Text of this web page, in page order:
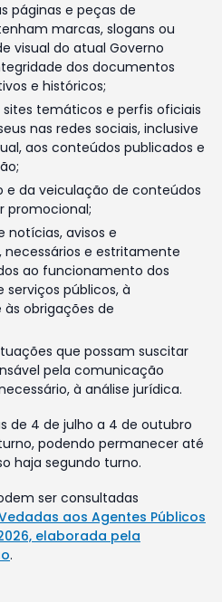
páginas e peças de
marcas, slogans ou
visual do atual Governo
dos documentos
e históricos;
temáticos e perfis oficiais
nas redes sociais, inclusive
aos conteúdos publicados e
e da veiculação de conteúdos
promocional;
notícias, avisos e
e estritamente
ao funcionamento dos
serviços públicos, à
obrigações de
que possam suscitar
pela comunicação
à análise jurídica.
de 4 de julho a 4 de outubro
podendo permanecer até
haja segundo turno.
ser consultadas
aos Agentes Públicos
elaborada pela
.